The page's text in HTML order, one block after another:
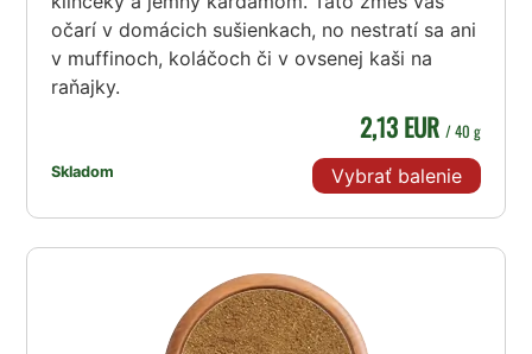
očarí v domácich sušienkach, no nestratí sa ani
v muffinoch, koláčoch či v ovsenej kaši na
raňajky.
Skladom
2,13 EUR / 40 g
Vybrať balenie